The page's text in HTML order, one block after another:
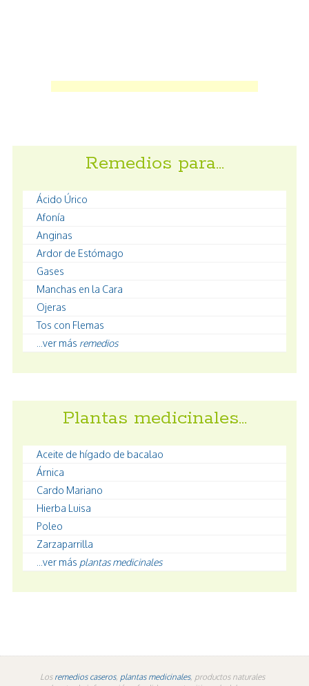
Remedios para…
Ácido Úrico
Afonía
Anginas
Ardor de Estómago
Gases
Manchas en la Cara
Ojeras
Tos con Flemas
...ver más remedios
Plantas medicinales…
Aceite de hígado de bacalao
Árnica
Cardo Mariano
Hierba Luisa
Poleo
Zarzaparrilla
...ver más plantas medicinales
Los remedios caseros, plantas medicinales, productos naturales